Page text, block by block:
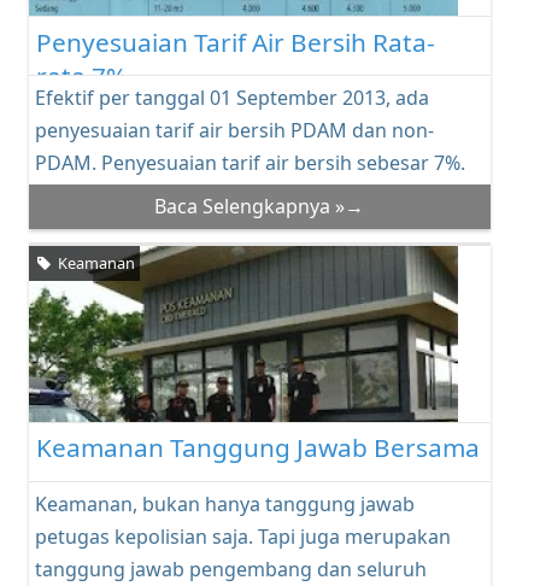
Penyesuaian Tarif Air Bersih Rata-
rata 7%
Efektif per tanggal 01 September 2013, ada
penyesuaian tarif air bersih PDAM dan non-
PDAM. Penyesuaian tarif air bersih sebesar 7%.
Baca Selengkapnya »→
Keamanan Tanggung Jawab Bersama
Keamanan
Keamanan, bukan hanya tanggung jawab
petugas kepolisian saja. Tapi juga merupakan
tanggung jawab pengembang dan seluruh